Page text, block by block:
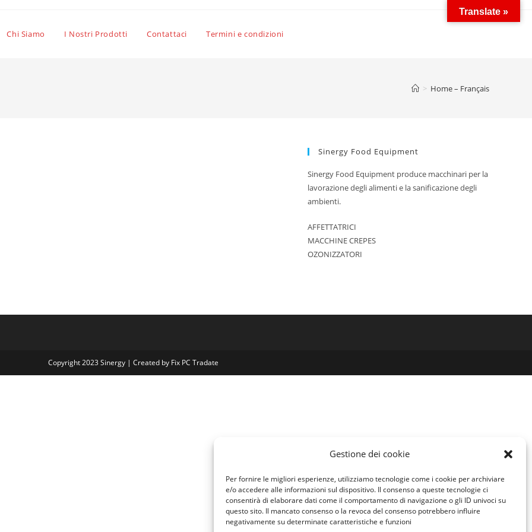
Gestione dei cookie
Per fornire le migliori esperienze, utilizziamo tecnologie come i cookie per archiviare
e/o accedere alle informazioni sul dispositivo. Il consenso a queste tecnologie ci
consentirà di elaborare dati come il comportamento di navigazione o gli ID univoci su
questo sito. Il mancato consenso o la revoca del consenso potrebbero influire
negativamente su determinate caratteristiche e funzioni
Chi Siamo I Nostri Prodotti Contattaci Termini e condizioni
> Home – Français
Sinergy Food Equipment
Sinergy Food Equipment produce macchinari per la
lavorazione degli alimenti e la sanificazione degli
ambienti.
AFFETTATRICI
MACCHINE CREPES
OZONIZZATORI
Copyright 2023 Sinergy | Created by Fix PC Tradate
Translate »